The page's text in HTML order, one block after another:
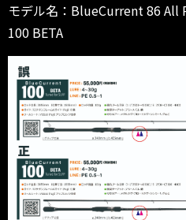
モデル名：BlueCurrent 86 All
100 BETA